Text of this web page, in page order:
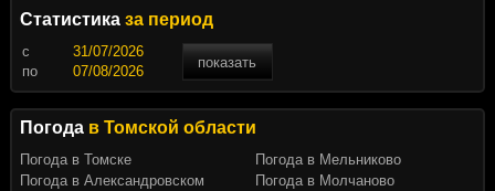
Статистика за период
c
показать
по
Погода в Томской области
Погода в Томске
Погода в Александровском
Погода в Мельниково
Погода в Молчаново